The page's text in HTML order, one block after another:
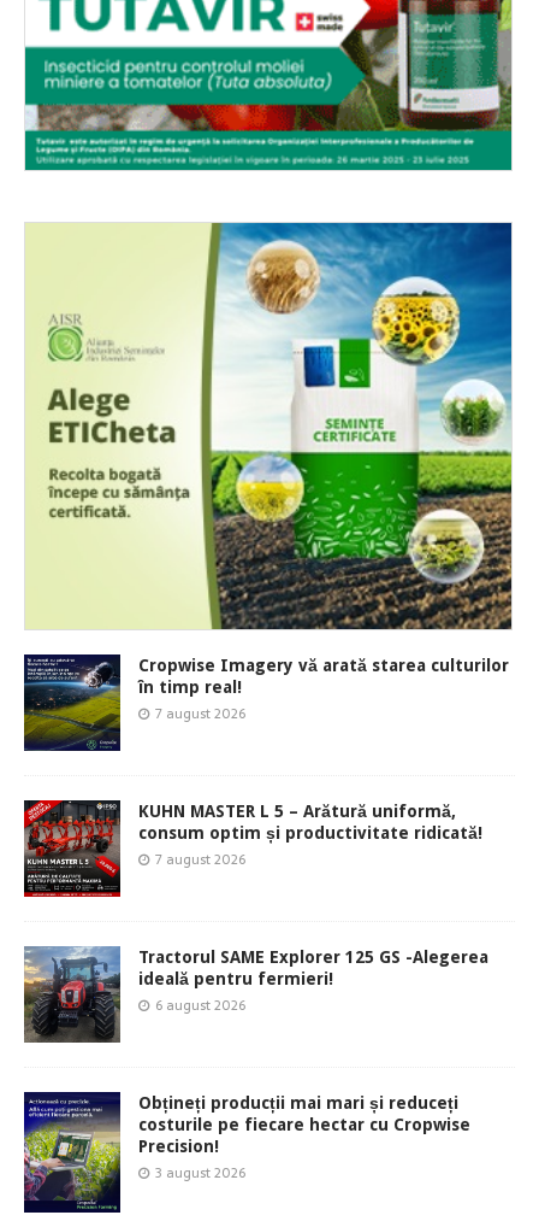
Cropwise Imagery vă arată starea culturilor
în timp real!
7 august 2026
KUHN MASTER L 5 – Arătură uniformă,
consum optim și productivitate ridicată!
7 august 2026
Tractorul SAME Explorer 125 GS -Alegerea
ideală pentru fermieri!
6 august 2026
Obțineți producții mai mari și reduceți
costurile pe fiecare hectar cu Cropwise
Precision!
3 august 2026